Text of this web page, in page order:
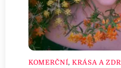
KOMERČNÍ, KRÁSA A